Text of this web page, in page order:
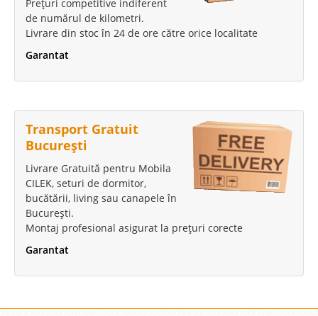
Prețuri competitive indiferent
de numărul de kilometri.
Livrare din stoc în 24 de ore către orice localitate
Garantat
Transport Gratuit
București
Livrare Gratuită pentru Mobila
CILEK, seturi de dormitor,
bucătării, living sau canapele în
București.
Montaj profesional asigurat la prețuri corecte
Garantat